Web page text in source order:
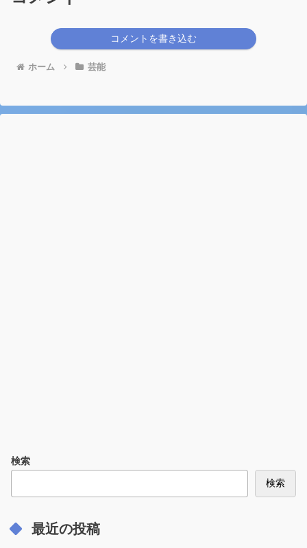
コメントを書き込む
ホーム 芸能
検索
検索
最近の投稿